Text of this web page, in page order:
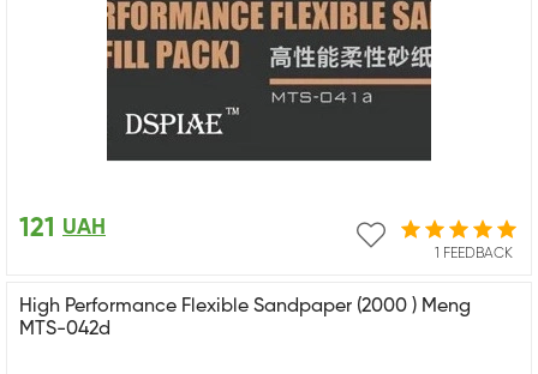
1 FEEDBACK
121 UAH
High Performance Flexible Sandpaper (2000 ) Meng
MTS-042d